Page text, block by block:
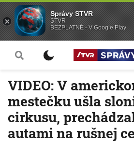
VIDEO: V
mestečku ušla
cirkusu,
autami na rušnej
Správy STVR
STVR
BEZPLATNÉ - V Google Play